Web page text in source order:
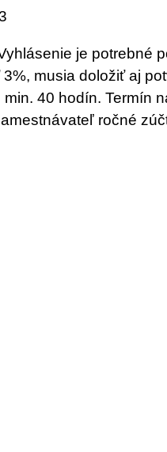
je potrebné
musia doložiť aj
40 hodín. Termín
ročné